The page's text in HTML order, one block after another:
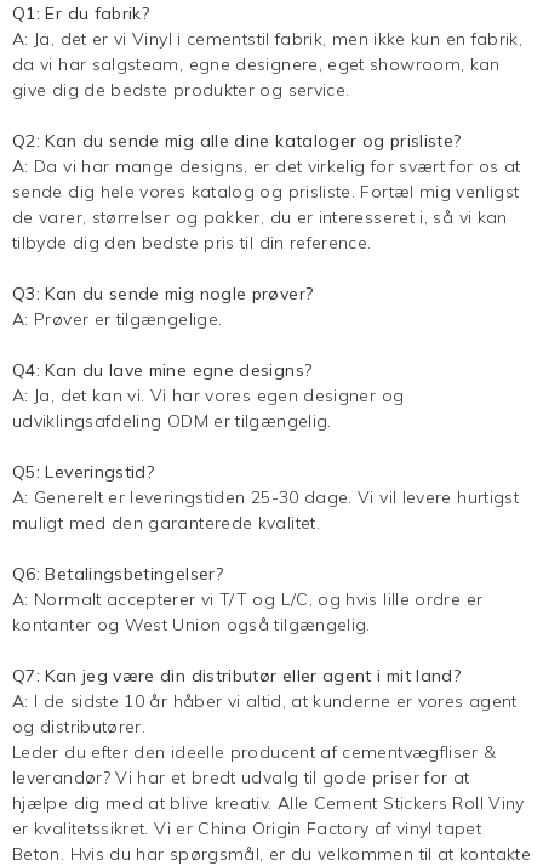
Q1: Er du fabrik?
A: Ja, det er viVinyl i cementstilfabrik, men ikke kun en fabrik,
da vi har salgsteam, egne designere, eget showroom, kan
give dig de bedste produkter og service.
Q2: Kan du sende mig alle dine kataloger og prisliste?
A: Da vi har mange designs, er det virkelig for svært for os at
sende dig hele vores katalog og prisliste. Fortæl mig venligst
de varer, størrelser og pakker, du er interesseret i, så vi kan
tilbyde dig den bedste pris til din reference.
Q3: Kan du sende mig nogle prøver?
A: Prøver er tilgængelige.
Q4: Kan du lave mine egne designs?
A: Ja, det kan vi. Vi har vores egen designer og
udviklingsafdeling ODM er tilgængelig.
Q5: Leveringstid?
A: Generelt er leveringstiden 25-30 dage. Vi vil levere hurtigst
muligt med den garanterede kvalitet.
Q6: Betalingsbetingelser?
A: Normalt accepterer vi T/T og L/C, og hvis lille ordre er
kontanter og West Union også tilgængelig.
Q7: Kan jeg være din distributør eller agent i mit land?
A: I de sidste 10 år håber vi altid, at kunderne er vores agent
og distributører.
Leder du efter den ideelle producent af cementvægfliser &
leverandør? Vi har et bredt udvalg til gode priser for at
hjælpe dig med at blive kreativ. Alle Cement Stickers Roll Viny
er kvalitetssikret. Vi er China Origin Factory af vinyl tapet
Beton. Hvis du har spørgsmål, er du velkommen til at kontakte